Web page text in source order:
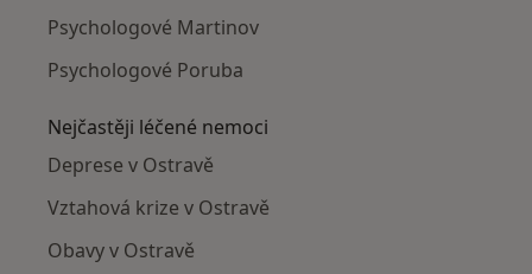
Psychologové Martinov
Psychologové Poruba
Nejčastěji léčené nemoci
Deprese v Ostravě
Vztahová krize v Ostravě
Obavy v Ostravě